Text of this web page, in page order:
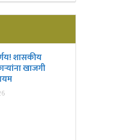
शासकीय
खाजगी